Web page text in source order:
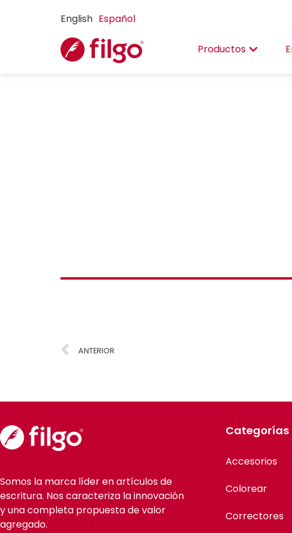
English Español
Productos
ANTERIOR
Somos la marca líder en artículos de
escritura. Nos caracteriza la innovación
y una completa propuesta de valor
agregado.
Categorías
Accesorios
Colorear
Correctores